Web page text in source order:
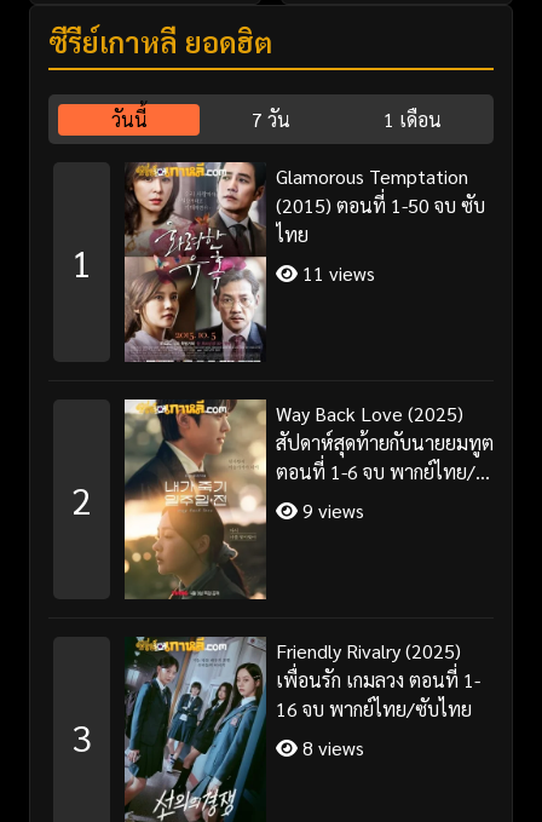
ซีรี่ย์เกาหลี ยอดฮิต
วันนี้ 7 วัน 1 เดือน
1
Glamorous Temptation
(2015) ตอนที่ 1-50 จบ ซับ
ไทย
11 views
2
Way Back Love (2025)
สัปดาห์สุดท้ายกับนายยมทูต
ตอนที่ 1-6 จบ พากย์ไทย/
ซับไทย
9 views
3
Friendly Rivalry (2025)
เพื่อนรัก เกมลวง ตอนที่ 1-
16 จบ พากย์ไทย/ซับไทย
8 views